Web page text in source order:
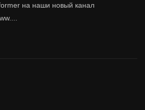
на наши новый канал